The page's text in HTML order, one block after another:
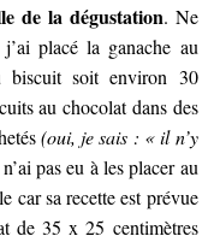
de la dégustation. Ne
placé la ganache au
biscuit soit environ 30
au chocolat dans des
(oui, je sais : « il n’y
pas eu à les placer au
car sa recette est prévue
de 35 x 25 centimètres